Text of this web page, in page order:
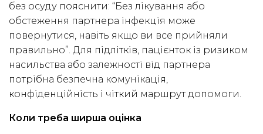
без осуду пояснити: “Без лікування або
обстеження партнера інфекція може
повернутися, навіть якщо ви все прийняли
правильно”. Для підлітків, пацієнток із ризиком
насильства або залежності від партнера
потрібна безпечна комунікація,
конфіденційність і чіткий маршрут допомоги.
Коли треба ширша оцінка